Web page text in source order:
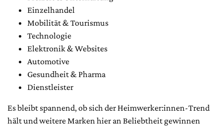
Einzelhandel
Mobilität & Tourismus
Technologie
Elektronik & Websites
Automotive
Gesundheit & Pharma
Dienstleister
Es bleibt spannend, ob sich der Heimwerker:innen-Trend
hält und weitere Marken hier an Beliebtheit gewinnen